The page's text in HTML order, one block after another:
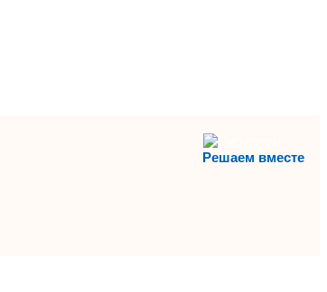
Решаем вместе